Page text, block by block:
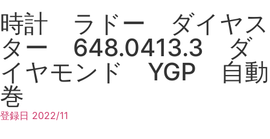
時計 ラドー ダイヤス
ター 648.0413.3 ダ
イヤモンド YGP 自動
巻
登録日 2022/11